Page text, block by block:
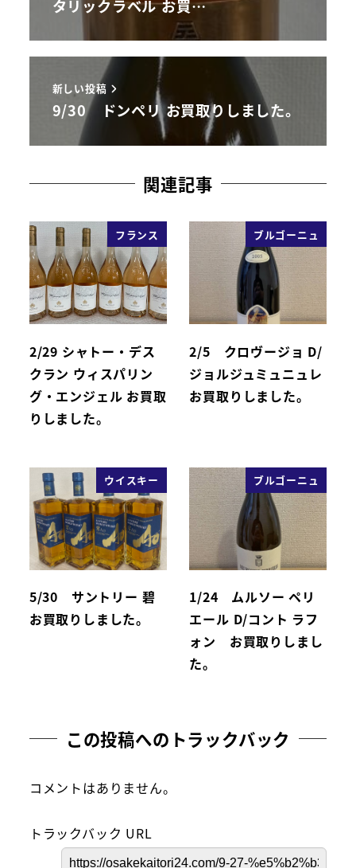
タリックラベル お買…
新しい投稿
9/30 ドンペリ お買取りしました。
関連記事
フランス
2/29 シャトー・デス
クラン ウィスパリン
グ・エンジェル お買取
りしました。
ブルゴーニュ
2/5 クロヴージョ D/
ジョルジュミュニュレ
お買取りしました。
ウイスキー
5/30 サントリー 碧
お買取りしました。
ブルゴーニュ
1/24 ムルソー ペリ
エール D/コント ラフ
ォン お買取りしまし
た。
この投稿へのトラックバック
コメントはありません。
トラックバック URL